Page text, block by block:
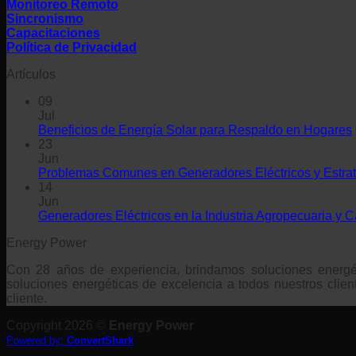
Monitoreo Remoto
Sincronismo
Capacitaciones
Política de Privacidad
Artículos
09
Jul
Beneficios de Energía Solar para Respaldo en Hogares
23
Jun
Problemas Comunes en Generadores Eléctricos y
14
Jun
Generadores Eléctricos en la Industria Agropecuaria y
Energy Power
Con 28 años de experiencia, brindamos soluciones
soluciones energéticas de excelencia a todos nuestros
cliente.
Copyright 2026 ©
Energy Power
Powered by: ConvertShark